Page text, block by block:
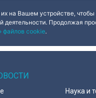
на 49 лет, из
арендатор
выполнить
Как
и почему
на Вашем устройстве,
деятельности. Продолжая
файлов cookie.
Наука и